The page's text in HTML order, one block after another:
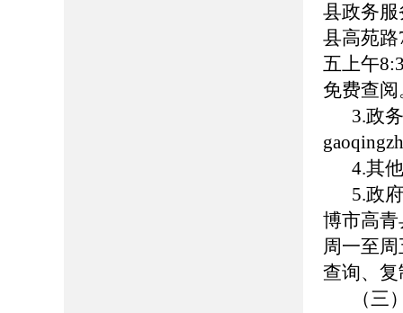
县政务
县高苑
五上午
免费查阅
3.政
4.其
5.政
博市高
周一至
查询、
（三